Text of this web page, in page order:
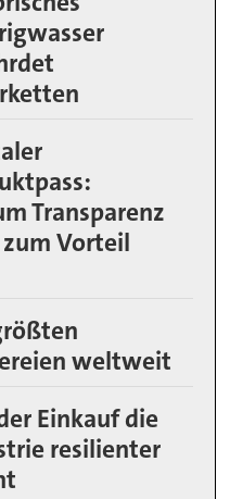
Transparenz
Vorteil
weltweit
Einkauf die
resilienter